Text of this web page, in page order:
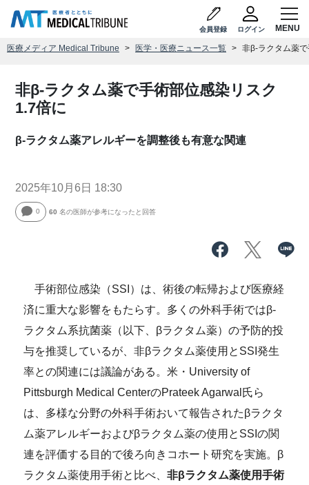
会員登録 ログイン
医療メディア Medical Tribune 医学・医療ニュース一覧 非β-ラクタム薬
非β-ラクタム薬で手術部位感染リスク
1.7倍に
β-ラクタム薬アレルギーを調整後も有意な関連
2025年10月6日 18:30
0 60 名の医師が参考になったと回答
手術部位感染（SSI）は、術後の転帰および医療経
済に重大な影響をもたらす。多くの外科手術ではβ-
ラクタム系抗菌薬（以下、βラクタム薬）の予防的投
与を推奨しているが、非βラクタム薬使用とSSI発生
率との関連には議論がある。米・University of
Pittsburgh Medical CenterのPrateek Agarwal氏ら
は、多様な分野の外科手術おいて報告されたβラクタ
ム薬アレルギーおよびβラクタム薬の使用とSSIの関
連を評価する目的で後ろ向きコホート研究を実施。β
ラクタム薬使用手術と比べ、非βラクタム薬使用手術